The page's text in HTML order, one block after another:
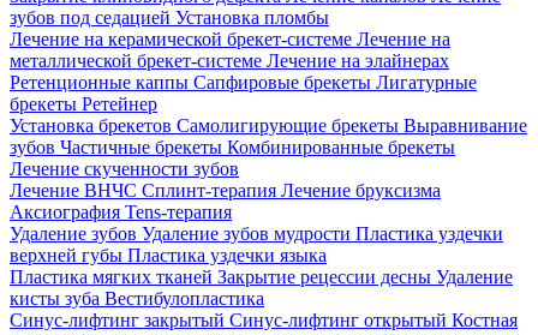
зубов под седацией Установка пломбы
Лечение на керамической брекет-системе Лечение на
металлической брекет-системе Лечение на элайнерах
Ретенционные каппы Сапфировые брекеты Лигатурные
брекеты Ретейнер
Установка брекетов Самолигирующие брекеты Выравнивание
зубов Частичные брекеты Комбинированные брекеты
Лечение скученности зубов
Лечение ВНЧС Сплинт-терапия Лечение бруксизма
Аксиография Tens-терапия
Удаление зубов Удаление зубов мудрости Пластика уздечки
верхней губы Пластика уздечки языка
Пластика мягких тканей Закрытие рецессии десны Удаление
кисты зуба Вестибулопластика
Синус-лифтинг закрытый Синус-лифтинг открытый Костная